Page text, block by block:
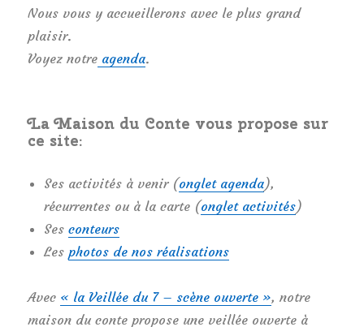
Nous vous y accueillerons avec le plus grand
plaisir.
Voyez notre agenda.
La Maison du Conte vous propose sur
ce site:
Ses activités à venir (onglet agenda),
récurrentes ou à la carte (onglet activités)
Sesconteurs
Lesphotos de nos réalisations
Avec « la Veillée du 7 – scène ouverte », notre
maison du conte propose une veillée ouverte à